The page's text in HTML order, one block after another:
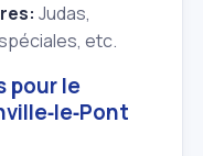
Judas,
etc.
pour le